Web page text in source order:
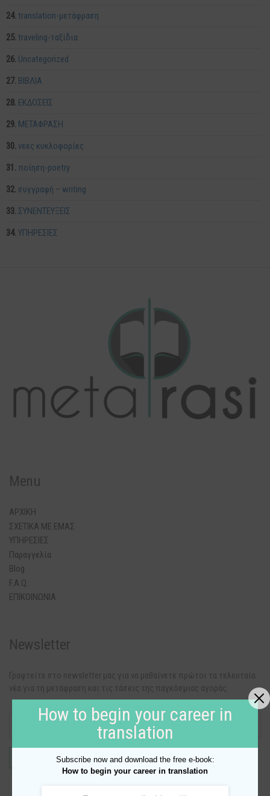
translation-μετάφραση
traveling-ταξίδια
Uncategorized
ΒΙΒΛΙΑ
ΕΚΔΟΣΕΙΣ
ΜΕΤΑΦΡΑΣΗ
νεες κυκλοφορίες
ποίηση-poetry
συγγραφή – writing
ΣΥΝΕΝΤΕΥΞΕΙΣ
ΥΠΗΡΕΣΙΕΣ
Menu
ΑΡΧΙΚΗ
ΣΧΕΤΙΚΑ ΜΕ ΕΜΑΣ
ΥΠΗΡΕΣΙΕΣ
Παραγγελία
Blog
F.A.Q.
ΕΠΙΚΟΙΝΩΝΙΑ
Newsletter
How to begin your career in
translation
Subscribe now and download the free e-book:
How to begin your career in translation